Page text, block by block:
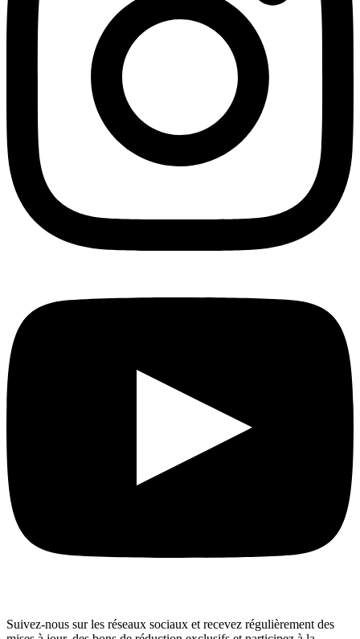
Suivez-nous sur les réseaux sociaux et recevez régulièrement des